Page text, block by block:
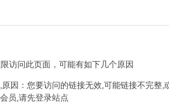
访问此页面，可能有如下几个原因
因：您要访问的链接无效,可能链接不完整,
员,请先登录站点